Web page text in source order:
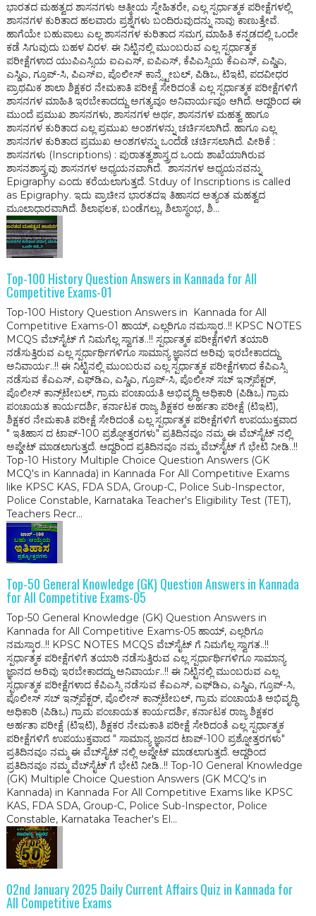
ಭಾರತದ ಮಹತ್ವದ ಶಾಸನಗಳು ಆತ್ಮೀಯ ಸ್ನೇಹಿತರೇ, ಎಲ್ಲ ಸ್ಪರ್ಧಾತ್ಮಕ ಪರೀಕ್ಷೆಗಳಲ್ಲಿ
ಶಾಸನಗಳ ಕುರಿತಾದ ಹಲವಾರು ಪ್ರಶ್ನೆಗಳು ಬಂದಿರುವುದನ್ನು ನಾವು ಕಾಣುತ್ತೇವೆ.
ಹಾಗೆಯೇ ಬಹುಪಾಲು ಎಲ್ಲ ಶಾಸನಗಳ ಕುರಿತಾದ ಸಮಗ್ರ ಮಾಹಿತಿ ಕನ್ನಡದಲ್ಲಿ ಒಂದೇ
ಕಡೆ ಸಿಗುವುದು ಬಹಳ ವಿರಳ. ಈ ನಿಟ್ಟಿನಲ್ಲಿ ಮುಂಬರುವ ಎಲ್ಲ ಸ್ಪರ್ಧಾತ್ಮಕ
ಪರೀಕ್ಷೆಗಳಾದ ಯುಪಿಎಸ್ಸಿಯ ಐಎಎಸ್, ಐಪಿಎಸ್, ಕೆಪಿಎಸ್ಸಿಯ ಕೆಎಎಸ್, ಎಪ್ಡಿಎ,
ಎಸ್ಡಿಎ, ಗ್ರೂಪ್-ಸಿ, ಪಿಎಸ್ಐ, ಪೊಲೀಸ್ ಕಾನ್ಸ್ಟೇಬಲ್, ಪಿಡಿಒ, ಟಿಇಟಿ, ಪದವೀಧರ
ಪ್ರಾಥಮಿಕ ಶಾಲಾ ಶಿಕ್ಷಕರ ನೇಮಕಾತಿ ಪರೀಕ್ಷೆ ಸೇರಿದಂತೆ ಎಲ್ಲ ಸ್ಪರ್ಧಾತ್ಮಕ ಪರೀಕ್ಷೆಗಳಿಗೆ
ಶಾಸನಗಳ ಮಾಹಿತಿ ಇರಬೇಕಾದದ್ದು ಅಗತ್ಯವೂ ಅನಿವಾರ್ಯವೂ ಆಗಿದೆ. ಆದ್ದರಿಂದ ಈ
ಮುಂದೆ ಪ್ರಮುಖ ಶಾಸನಗಳು, ಶಾಸನಗಳ ಅರ್ಥ, ಶಾಸನಗಳ ಮಹತ್ವ ಹಾಗೂ
ಶಾಸನಗಳ ಕುರಿತಾದ ಎಲ್ಲ ಪ್ರಮುಖ ಅಂಶಗಳನ್ನು ಚರ್ಚಿಸಲಾಗಿದೆ. ಹಾಗೂ ಎಲ್ಲ
ಶಾಸನಗಳ ಕುರಿತಾದ ಪ್ರಮುಖ ಅಂಶಗಳನ್ನು ಒಂದೆಡೆ ಚರ್ಚಿಸಲಾಗಿದೆ‌. ಪೀಠಿಕೆ :
ಶಾಸನಗಳು (Inscriptions) : ಪುರಾತತ್ವಶಾಸ್ತ್ರದ ಒಂದು ಶಾಖೆಯಾಗಿರುವ
ಶಾಸನಶಾಸ್ತ್ರವು ಶಾಸನಗಳ ಅಧ್ಯಯನವಾಗಿದೆ. ಶಾಸನಗಳ ಅಧ್ಯಯನವನ್ನು
Epigraphy ಎಂದು ಕರೆಯಲಾಗುತ್ತದೆ. Stduy of Inscriptions is called
as Epigraphy. ಇದು ಪ್ರಾಚೀನ ಭಾರತದಇ ತಿಹಾಸದ ಅತ್ಯಂತ ಮಹತ್ವದ
ಮೂಲಾಧಾರವಾಗಿದೆ. ಶಿಲಾಫಲಕ, ಬಂಡೆಗಲ್ಲು, ಶಿಲಾಸ್ಥಂಭ, ಶಿ...
Top-100 History Question Answers in Kannada for All
Competitive Exams-01
Top-100 History Question Answers in Kannada for All
Competitive Exams-01 ಹಾಯ್, ಎಲ್ಲರಿಗೂ ನಮಸ್ಕಾರ..!! KPSC NOTES
MCQS ವೆಬ್‌ಸೈಟ್ ಗೆ ನಿಮಗೆಲ್ಲ ಸ್ವಾಗತ..!! ಸ್ಪರ್ಧಾತ್ಮಕ ಪರೀಕ್ಷೆಗಳಿಗೆ ತಯಾರಿ
ನಡೆಸುತ್ತಿರುವ ಎಲ್ಲ ಸ್ಪರ್ಧಾರ್ಥಿಗಳಿಗೂ ಸಾಮಾನ್ಯ ಜ್ಞಾನದ ಅರಿವು ಇರಬೇಕಾದದ್ದು
ಅನಿವಾರ್ಯ..!! ಈ ನಿಟ್ಟಿನಲ್ಲಿ ಮುಂಬರುವ ಎಲ್ಲ ಸ್ಪರ್ಧಾತ್ಮಕ ಪರೀಕ್ಷೆಗಳಾದ ಕೆಪಿಎಸ್ಸಿ
ನಡೆಸುವ ಕೆಎಎಸ್, ಎಫ್‌ಡಿಎ, ಎಸ್ಡಿಎ, ಗ್ರೂಪ್-ಸಿ, ಪೊಲೀಸ್ ಸಬ್ ಇನ್ಸ್‌ಪೆಕ್ಟರ್,
ಪೊಲೀಸ್ ಕಾನ್ಸ್‌ಟೇಬಲ್, ಗ್ರಾಮ ಪಂಚಾಯತಿ ಅಭಿವೃದ್ಧಿ ಅಧಿಕಾರಿ (ಪಿಡಿಒ) ಗ್ರಾಮ
ಪಂಚಾಯತ ಕಾರ್ಯದರ್ಶಿ, ಕರ್ನಾಟಕ ರಾಜ್ಯ ಶಿಕ್ಷಕರ ಅರ್ಹತಾ ಪರೀಕ್ಷೆ (ಟಿಇಟಿ),
ಶಿಕ್ಷಕರ ನೇಮಕಾತಿ ಪರೀಕ್ಷೆ ಸೇರಿದಂತೆ ಎಲ್ಲ ಸ್ಪರ್ಧಾತ್ಮಕ ಪರೀಕ್ಷೆಗಳಿಗೆ ಉಪಯುಕ್ತವಾದ
" ಇತಿಹಾಸ ದ ಟಾಪ್-100 ಪ್ರಶ್ನೋತ್ತರಗಳು" ಪ್ರತಿದಿನವೂ ನಮ್ಮ ಈ ವೆಬ್‌ಸೈಟ್ ನಲ್ಲಿ
ಅಪ್ಡೇಟ್ ಮಾಡಲಾಗುತ್ತದೆ. ಆದ್ದರಿಂದ ಪ್ರತಿದಿನವೂ ನಮ್ಮ ವೆಬ್‌ಸೈಟ್ ಗೆ ಭೇಟಿ ನೀಡಿ..!!
Top-10 History Multiple Choice Question Answers (GK
MCQ's in Kannada) in Kannada For All Competitive Exams
like KPSC KAS, FDA SDA, Group-C, Police Sub-Inspector,
Police Constable, Karnataka Teacher's Eligibility Test (TET),
Teachers Recr...
Top-50 General Knowledge (GK) Question Answers in Kannada
for All Competitive Exams-05
Top-50 General Knowledge (GK) Question Answers in
Kannada for All Competitive Exams-05 ಹಾಯ್, ಎಲ್ಲರಿಗೂ
ನಮಸ್ಕಾರ..!! KPSC NOTES MCQS ವೆಬ್‌ಸೈಟ್ ಗೆ ನಿಮಗೆಲ್ಲ ಸ್ವಾಗತ..!!
ಸ್ಪರ್ಧಾತ್ಮಕ ಪರೀಕ್ಷೆಗಳಿಗೆ ತಯಾರಿ ನಡೆಸುತ್ತಿರುವ ಎಲ್ಲ ಸ್ಪರ್ಧಾರ್ಥಿಗಳಿಗೂ ಸಾಮಾನ್ಯ
ಜ್ಞಾನದ ಅರಿವು ಇರಬೇಕಾದದ್ದು ಅನಿವಾರ್ಯ..!! ಈ ನಿಟ್ಟಿನಲ್ಲಿ ಮುಂಬರುವ ಎಲ್ಲ
ಸ್ಪರ್ಧಾತ್ಮಕ ಪರೀಕ್ಷೆಗಳಾದ ಕೆಪಿಎಸ್ಸಿ ನಡೆಸುವ ಕೆಎಎಸ್, ಎಫ್‌ಡಿಎ, ಎಸ್ಡಿಎ, ಗ್ರೂಪ್-ಸಿ,
ಪೊಲೀಸ್ ಸಬ್ ಇನ್ಸ್‌ಪೆಕ್ಟರ್, ಪೊಲೀಸ್ ಕಾನ್ಸ್‌ಟೇಬಲ್, ಗ್ರಾಮ ಪಂಚಾಯತಿ ಅಭಿವೃದ್ಧಿ
ಅಧಿಕಾರಿ (ಪಿಡಿಒ) ಗ್ರಾಮ ಪಂಚಾಯತ ಕಾರ್ಯದರ್ಶಿ, ಕರ್ನಾಟಕ ರಾಜ್ಯ ಶಿಕ್ಷಕರ
ಅರ್ಹತಾ ಪರೀಕ್ಷೆ (ಟಿಇಟಿ), ಶಿಕ್ಷಕರ ನೇಮಕಾತಿ ಪರೀಕ್ಷೆ ಸೇರಿದಂತೆ ಎಲ್ಲ ಸ್ಪರ್ಧಾತ್ಮಕ
ಪರೀಕ್ಷೆಗಳಿಗೆ ಉಪಯುಕ್ತವಾದ " ಸಾಮಾನ್ಯ ಜ್ಞಾನದ ಟಾಪ್-100 ಪ್ರಶ್ನೋತ್ತರಗಳು"
ಪ್ರತಿದಿನವೂ ನಮ್ಮ ಈ ವೆಬ್‌ಸೈಟ್ ನಲ್ಲಿ ಅಪ್ಡೇಟ್ ಮಾಡಲಾಗುತ್ತದೆ. ಆದ್ದರಿಂದ
ಪ್ರತಿದಿನವೂ ನಮ್ಮ ವೆಬ್‌ಸೈಟ್ ಗೆ ಭೇಟಿ ನೀಡಿ..!! Top-10 General Knowledge
(GK) Multiple Choice Question Answers (GK MCQ's in
Kannada) in Kannada For All Competitive Exams like KPSC
KAS, FDA SDA, Group-C, Police Sub-Inspector, Police
Constable, Karnataka Teacher's El...
02nd January 2025 Daily Current Affairs Quiz in Kannada for
All Competitive Exams